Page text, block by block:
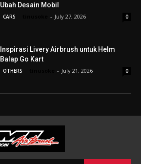
Ubah Desain Mobil
CARS - July 27, 2026 0
Inspirasi Livery Airbrush untuk Helm
Balap Go Kart
OTHERS - July 21, 2026 0